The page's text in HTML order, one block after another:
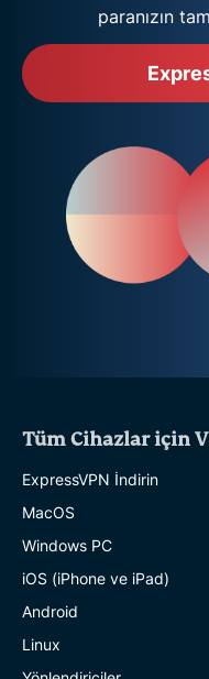
paranızın
Tüm Cihazlar için
ExpressVPN İndirin
MacOS
Windows PC
iOS (iPhone ve iPad)
Android
Linux